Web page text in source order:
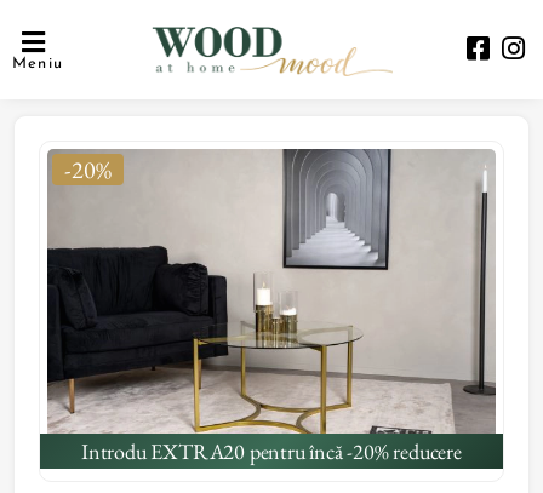
Meniu
-20%
Introdu EXTRA20 pentru încă -20% reducere